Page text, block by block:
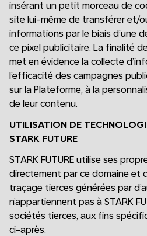
insérant un petit morceau de
site lui-même de transférer et/
informations par le biais d’une
ce pixel publicitaire. La finalité
met en évidence la collecte
l’efficacité des campagnes
sur la Plateforme, à la
de leur contenu.
UTILISATION DE
STARK FUTURE
STARK FUTURE utilise ses
directement par ce domaine et
traçage tierces générées par
n’appartiennent pas à STARK
sociétés tierces, aux fins
ci-après.